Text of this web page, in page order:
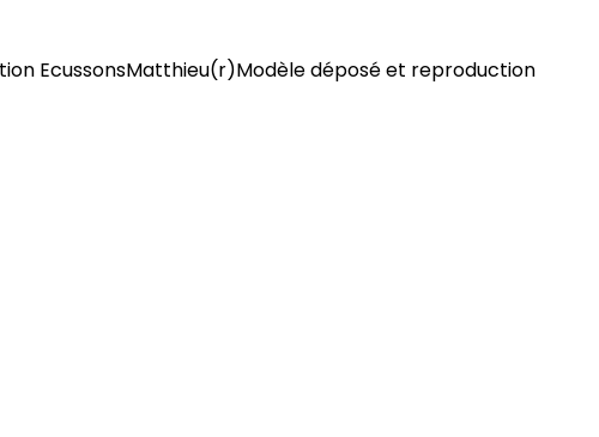
EcussonsMatthieu(r)Modèle déposé et reproduction